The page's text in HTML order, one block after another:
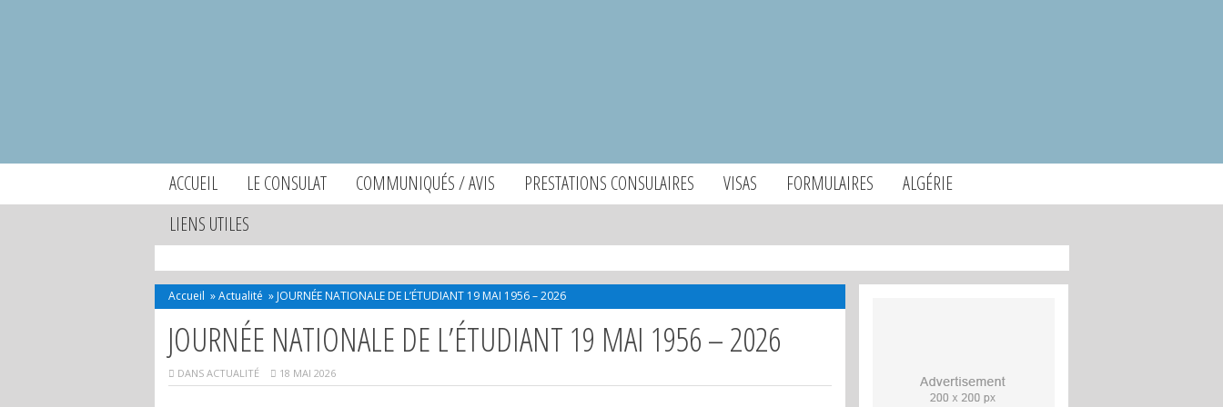
ACCUEIL LE CONSULAT COMMUNIQUÉS / AVIS PRESTATIONS CONSULAIRES VISAS FORMULAIRES
ALGÉRIE
LIENS UTILES
Accueil »Actualité » JOURNÉE NATIONALE DE L’ÉTUDIANT 19 MAI 1956 – 2026
JOURNÉE NATIONALE DE L’ÉTUDIANT 19 MAI 1956 – 2026
DANS ACTUALITÉ 18 MAI 2026